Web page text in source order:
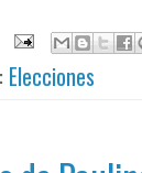
Elecciones